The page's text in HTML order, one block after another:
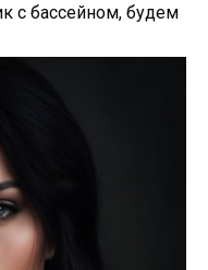
с бассейном, будем